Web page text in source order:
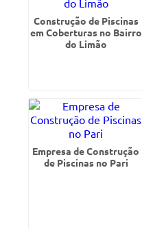
Construção de Piscinas
em Coberturas no Bairro
do Limão
Empresa de Construção
de Piscinas no Pari